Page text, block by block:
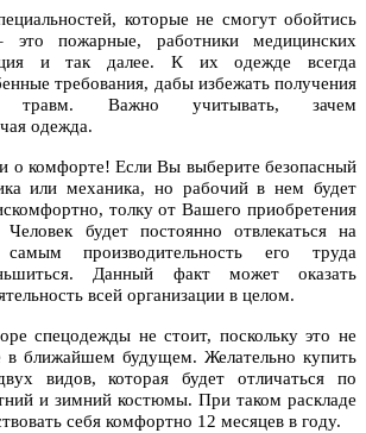
которые не смогут обойтись
это пожарные, работники медицинских
и так далее. К их одежде всегда
требования, дабы избежать получения
травм. Важно учитывать, зачем
одежда.
о комфорте! Если Вы выберите безопасный
или механика, но рабочий в нем будет
толку от Вашего приобретения
будет постоянно отвлекаться на
производительность его труда
Данный факт может оказать
всей организации в целом.
спецодежды не стоит, поскольку это не
в ближайшем будущем. Желательно купить
видов, которая будет отличаться по
и зимний костюмы. При таком раскладе
себя комфортно 12 месяцев в году.